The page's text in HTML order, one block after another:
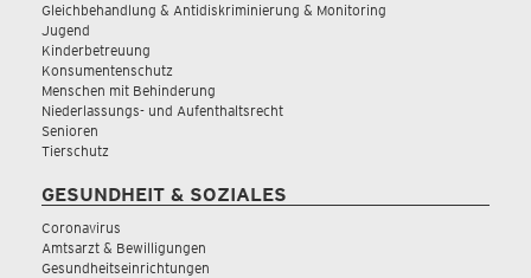
Gleichbehandlung & Antidiskriminierung & Monitoring
Jugend
Kinderbetreuung
Konsumentenschutz
Menschen mit Behinderung
Niederlassungs- und Aufenthaltsrecht
Senioren
Tierschutz
GESUNDHEIT & SOZIALES
Coronavirus
Amtsarzt & Bewilligungen
Gesundheitseinrichtungen